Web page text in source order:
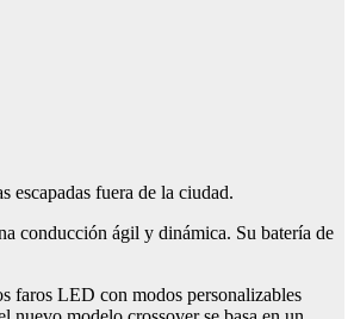
fuera de la ciudad.
conducción ágil y dinámica. Su batería de
faros LED con modos personalizables